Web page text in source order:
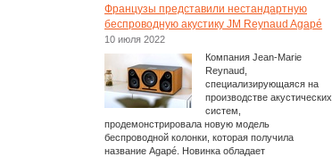
Французы представили нестандартную
беспроводную акустику JM Reynaud Agapé
10 июля 2022
Компания Jean-Marie
Reynaud,
специализирующаяся на
производстве акустических
систем,
продемонстрировала новую модель
беспроводной колонки, которая получила
название Agapé. Новинка обладает